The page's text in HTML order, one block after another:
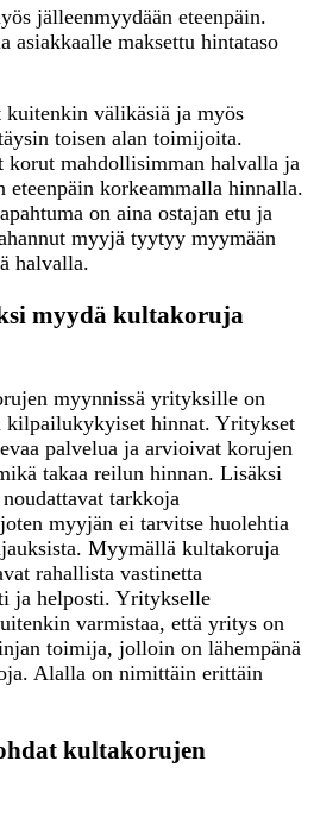
jälleenmyydään eteenpäin.
asiakkaalle maksettu hintataso
kuitenkin välikäsiä ja myös
toisen alan toimijoita.
korut mahdollisimman halvalla ja
eteenpäin korkeammalla hinnalla.
on aina ostajan etu ja
myyjä tyytyy myymään
halvalla.
myydä kultakoruja
myynnissä yrityksille on
kilpailukykyiset hinnat. Yritykset
palvelua ja arvioivat korujen
takaa reilun hinnan. Lisäksi
tarkkoja
myyjän ei tarvitse huolehtia
Myymällä kultakoruja
rahallista vastinetta
ja helposti. Yritykselle
varmistaa, että yritys on
toimija, jolloin on lähempänä
Alalla on nimittäin erittäin
kultakorujen